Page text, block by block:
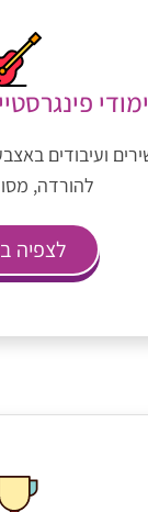
ועיבודים
להורדה,
לצפיה